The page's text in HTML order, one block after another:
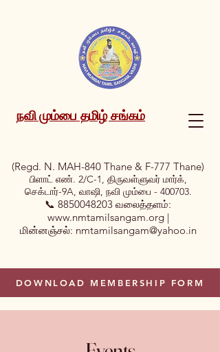
நவி மும்பை தமிழ் சங்கம்
(Regd. N. MAH-840 Thane & F-777 Thane)
பிளாட் எண். 2/C-1, திருவள்ளுவர் மார்க்,
செக்டார்-9A, வாஷி, நவி மும்பை - 400703.
📞 8850048203 வலைத்தளம்:
www.nmtamilsangam.org|
மின்னஞ்சல்: nmtamilsangam@yahoo.in
DOWNLOAD MEMBERSHIP FORM